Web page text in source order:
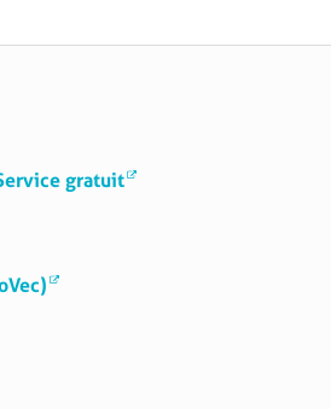
gratuit